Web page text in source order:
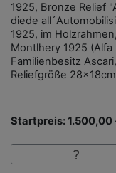
1925, Bronze Relief
diede
1925, im
Montlhery 1925
Familienbesitz
Reliefgröße 28x18cm
Startpreis: 1.500,00